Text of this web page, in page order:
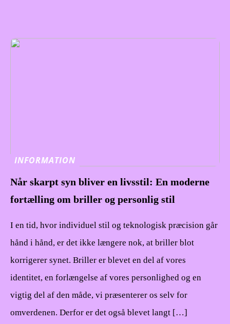
INFORMATION
Når skarpt syn bliver en livsstil: En moderne
fortælling om briller og personlig stil
I en tid, hvor individuel stil og teknologisk præcision går
hånd i hånd, er det ikke længere nok, at briller blot
korrigerer synet. Briller er blevet en del af vores
identitet, en forlængelse af vores personlighed og en
vigtig del af den måde, vi præsenterer os selv for
omverdenen. Derfor er det også blevet langt […]